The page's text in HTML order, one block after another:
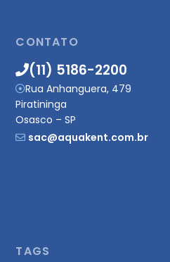
CONTATO
(11) 5186-2200
Rua Anhanguera, 479
Piratininga
Osasco – SP
sac@aquakent.com.br
TAGS